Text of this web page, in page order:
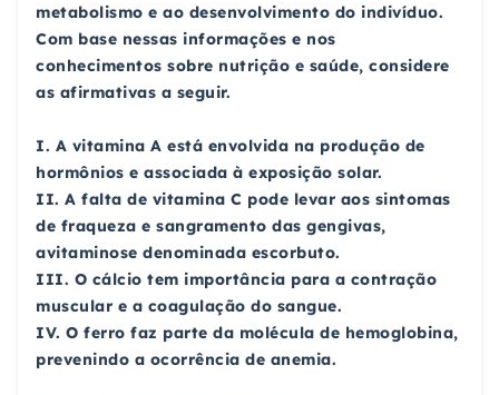
metabolismo e ao desenvolvimento do indivíduo.
Com base nessas informações e nos
conhecimentos sobre nutrição e saúde, considere
as afirmativas a seguir.
I. A vitamina A está envolvida na produção de
hormônios e associada à exposição solar.
II. A falta de vitamina C pode levar aos sintomas
de fraqueza e sangramento das gengivas,
avitaminose denominada escorbuto.
III. O cálcio tem importância para a contração
muscular e a coagulação do sangue.
IV. O ferro faz parte da molécula de hemoglobina,
prevenindo a ocorrência de anemia.